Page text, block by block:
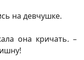
на девчушке.
она кричать. –